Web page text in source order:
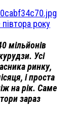
року
мільйонів
Усі
ринку,
і проста
на рік. Саме
зараз